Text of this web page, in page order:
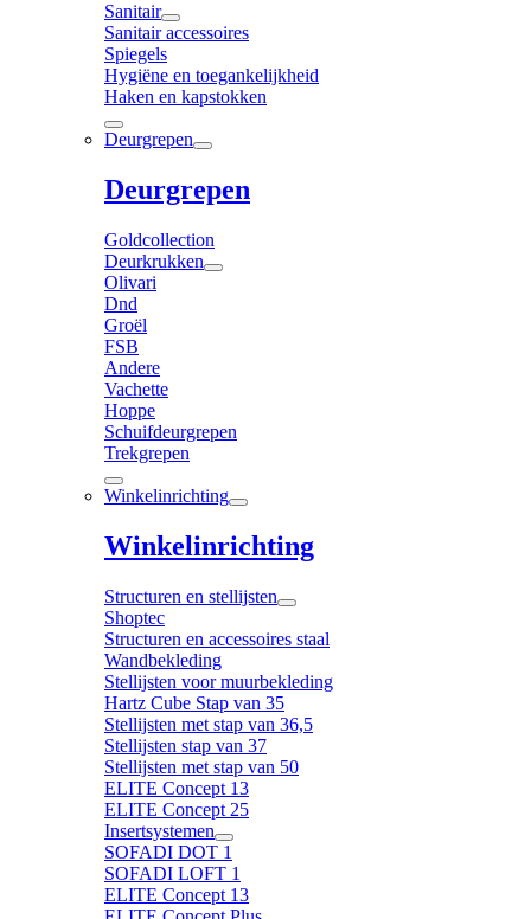
Sanitair
Sanitair accessoires
Spiegels
Hygiëne en toegankelijkheid
Haken en kapstokken
Deurgrepen
Deurgrepen
Goldcollection
Deurkrukken
Olivari
Dnd
Groël
FSB
Andere
Vachette
Hoppe
Schuifdeurgrepen
Trekgrepen
Winkelinrichting
Winkelinrichting
Structuren en stellijsten
Shoptec
Structuren en accessoires staal
Wandbekleding
Stellijsten voor muurbekleding
Hartz Cube Stap van 35
Stellijsten met stap van 36,5
Stellijsten stap van 37
Stellijsten met stap van 50
ELITE Concept 13
ELITE Concept 25
Insertsystemen
SOFADI DOT 1
SOFADI LOFT 1
ELITE Concept 13